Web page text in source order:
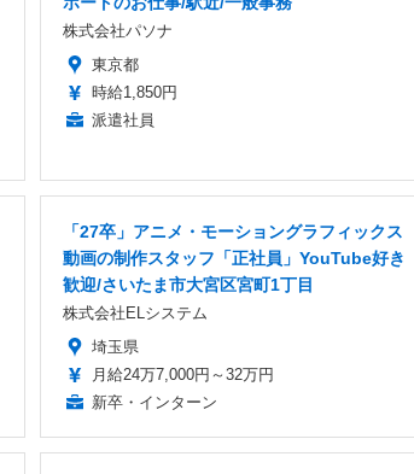
株式会社パソナ
東京都
時給1,850円
派遣社員
「27卒」アニメ・モーショングラフィックス
動画の制作スタッフ「正社員」YouTube好き
歓迎/さいたま市大宮区宮町1丁目
株式会社ELシステム
埼玉県
月給24万7,000円～32万円
新卒・インターン